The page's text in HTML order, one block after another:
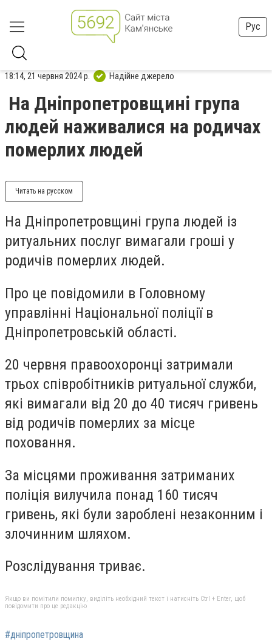
Рус
18:14, 21 червня 2024 р. Надійне джерело
На Дніпропетровщині група
людей наживалися на родичах
померлих людей
Читать на русском
На Дніпропетровщині група людей із
ритуальних послуг вимагали гроші у
родичів померлих людей.
Про це повідомили в Головному
управлінні Національної поліції в
Дніпропетровській області.
20 червня правоохоронці затримали
трьох співробітників ритуальної служби,
які вимагали від 20 до 40 тисяч гривень
від родичів померлих за місце
поховання.
За місцями проживання затриманих
поліція вилучила понад 160 тисяч
гривень, які були зароблені незаконним і
злочинним шляхом.
Розслідування триває.
Якщо ви помітили помилку, виділіть необхідний текст і натисніть Ctrl + Enter, щоб
повідомити про це редакцію
#дніпропетровщина